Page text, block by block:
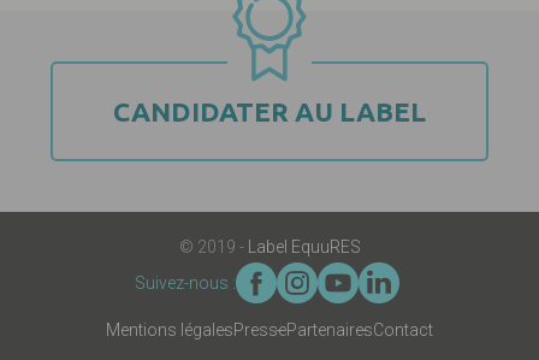
CANDIDATER AU LABEL
© 2019 -
Label EquuRES
Suivez-nous :
Mentions légalesPressePartenairesContact